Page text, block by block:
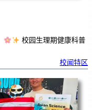
校园生理期健康科普
校闻特区